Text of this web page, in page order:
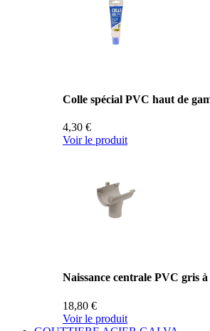
Colle spécial PVC haut de
4,30 €
Voir le produit
Naissance centrale PVC gris
18,80 €
Voir le produit